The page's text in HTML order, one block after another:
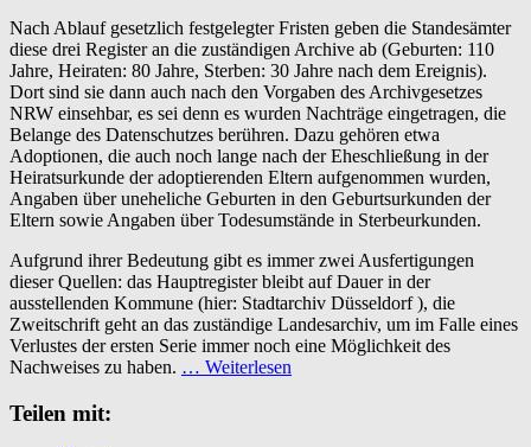
Nach Ablauf gesetzlich festgelegter Fristen geben die Standesämter
diese drei Register an die zuständigen Archive ab (Geburten: 110
Jahre, Heiraten: 80 Jahre, Sterben: 30 Jahre nach dem Ereignis).
Dort sind sie dann auch nach den Vorgaben des Archivgesetzes
NRW einsehbar, es sei denn es wurden Nachträge eingetragen, die
Belange des Datenschutzes berühren. Dazu gehören etwa
Adoptionen, die auch noch lange nach der Eheschließung in der
Heiratsurkunde der adoptierenden Eltern aufgenommen wurden,
Angaben über uneheliche Geburten in den Geburtsurkunden der
Eltern sowie Angaben über Todesumstände in Sterbeurkunden.
Aufgrund ihrer Bedeutung gibt es immer zwei Ausfertigungen
dieser Quellen: das Hauptregister bleibt auf Dauer in der
ausstellenden Kommune (hier: Stadtarchiv Düsseldorf ), die
Zweitschrift geht an das zuständige Landesarchiv, um im Falle eines
Verlustes der ersten Serie immer noch eine Möglichkeit des
Nachweises zu haben. … Weiterlesen
Teilen mit: